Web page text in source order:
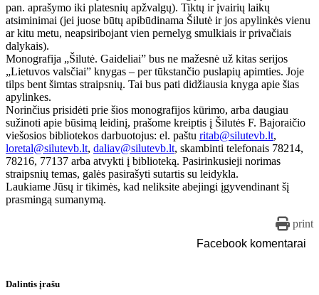
pan. aprašymo iki platesnių apžvalgų). Tiktų ir įvairių laikų
atsiminimai (jei juose būtų apibūdinama Šilutė ir jos apylinkės vienu
ar kitu metu, neapsiribojant vien pernelyg smulkiais ir privačiais
dalykais).
Monografija „Šilutė. Gaideliai” bus ne mažesnė už kitas serijos
„Lietuvos valsčiai” knygas – per tūkstančio puslapių apimties. Joje
tilps bent šimtas straipsnių. Tai bus pati didžiausia knyga apie šias
apylinkes.
Norinčius prisidėti prie šios monografijos kūrimo, arba daugiau
sužinoti apie būsimą leidinį, prašome kreiptis į Šilutės F. Bajoraičio
viešosios bibliotekos darbuotojus: el. paštu ritab@silutevb.lt,
loretal@silutevb.lt, daliav@silutevb.lt, skambinti telefonais 78214,
78216, 77137 arba atvykti į biblioteką. Pasirinkusieji norimas
straipsnių temas, galės pasirašyti sutartis su leidykla.
Laukiame Jūsų ir tikimės, kad neliksite abejingi įgyvendinant šį
prasmingą sumanymą.
print
Facebook komentarai
Dalintis įrašu